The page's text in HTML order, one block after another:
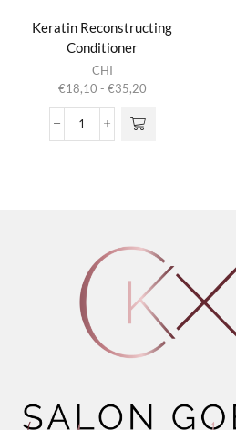
Keratin Reconstructing
Conditioner
CHI
€18,10 - €35,20Prijsklasse:
tot
Keratin
heeft
meerdere
Deze optie